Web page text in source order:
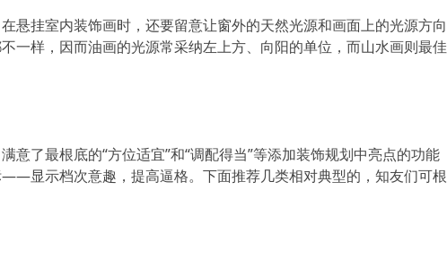
悬挂室内装饰画时，还要留意让窗外的天然光源和画面上的光源方向
一样，因而油画的光源常采纳左上方、向阳的单位，而山水画则最佳
意了最根底的“方位适宜”和“调配得当”等添加装饰规划中亮点的功能
显示档次意趣，提高逼格。下面推荐几类相对典型的，知友们可根